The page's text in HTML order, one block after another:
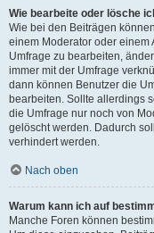
Wie bearbeite oder lösche
Wie bei den Beiträgen
einem Moderator oder einem
Umfrage zu bearbeiten,
immer mit der Umfrage
dann können Benutzer die
bearbeiten. Sollte allerdings
die Umfrage nur noch von
gelöscht werden. Dadurch
verhindert werden.
Nach oben
Warum kann ich auf
Manche Foren können